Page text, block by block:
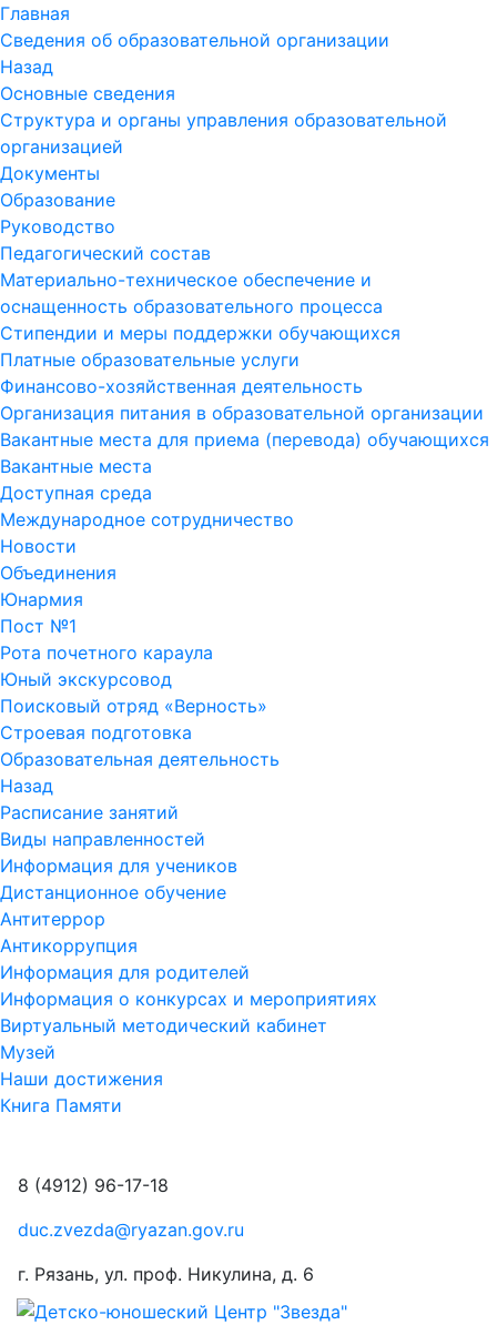
Главная
Сведения об образовательной организации
Назад
Основные сведения
Структура и органы управления образовательной
организацией
Документы
Образование
Руководство
Педагогический состав
Материально-техническое обеспечение и
оснащенность образовательного процесса
Стипендии и меры поддержки обучающихся
Платные образовательные услуги
Финансово-хозяйственная деятельность
Организация питания в образовательной организации
Вакантные места для приема (перевода) обучающихся
Вакантные места
Доступная среда
Международное сотрудничество
Новости
Объединения
Юнармия
Пост №1
Рота почетного караула
Юный экскурсовод
Поисковый отряд «Верность»
Строевая подготовка
Образовательная деятельность
Назад
Расписание занятий
Виды направленностей
Информация для учеников
Дистанционное обучение
Антитеррор
Антикоррупция
Информация для родителей
Информация о конкурсах и мероприятиях
Виртуальный методический кабинет
Музей
Наши достижения
Книга Памяти
8 (4912) 96-17-18
duc.zvezda@ryazan.gov.ru
г. Рязань, ул. проф. Никулина, д. 6